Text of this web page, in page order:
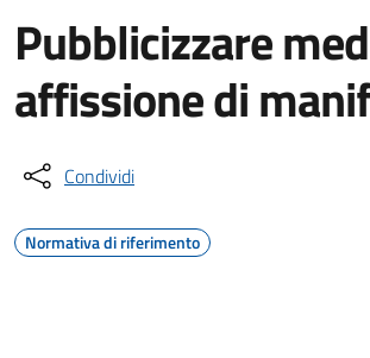
Pubblicizzare
affissione di
Condividi
Normativa di riferimento